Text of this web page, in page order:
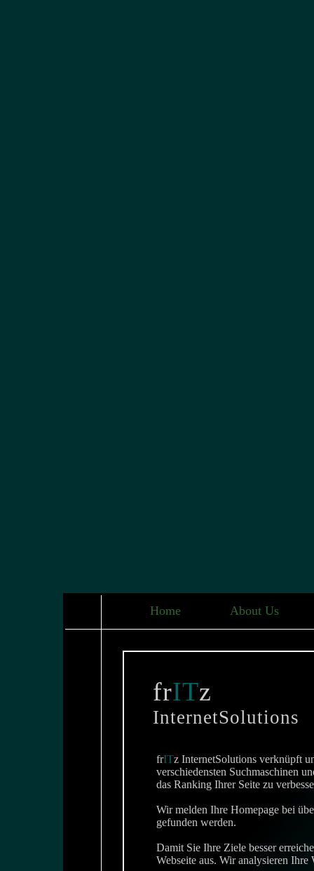
Home About Us
frITz
InternetSolutions
frITz InternetSolutions verknüpft
verschiedensten Suchmaschinen
das Ranking Ihrer Seite zu
Wir melden Ihre Homepage bei
gefunden werden.
Damit Sie Ihre Ziele besser
Webseite aus. Wir analysieren